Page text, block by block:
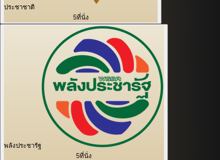
ประชาชาติ
5ที่นั่ง
พลังประชารัฐ
5ที่นั่ง